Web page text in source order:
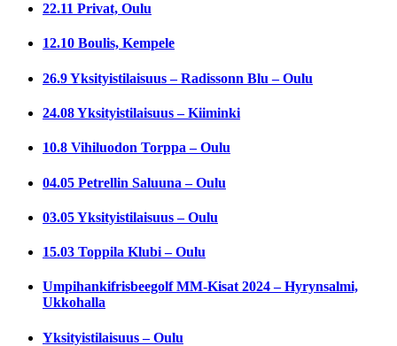
22.11 Privat, Oulu
12.10 Boulis, Kempele
26.9 Yksityistilaisuus – Radissonn Blu – Oulu
24.08 Yksityistilaisuus – Kiiminki
10.8 Vihiluodon Torppa – Oulu
04.05 Petrellin Saluuna – Oulu
03.05 Yksityistilaisuus – Oulu
15.03 Toppila Klubi – Oulu
Umpihankifrisbeegolf MM-Kisat 2024 – Hyrynsalmi,
Ukkohalla
Yksityistilaisuus – Oulu